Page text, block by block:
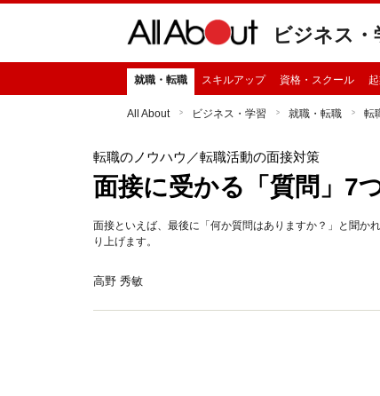
ビジネス・
就職・転職 スキルアップ 資格・スクール
All About ビジネス・学習 就職・転職 転
転職のノウハウ ／転職活動の面接対策
面接に受かる「質問」7
面接といえば、最後に「何か質問はありますか？」と聞か
り上げます。
高野 秀敏